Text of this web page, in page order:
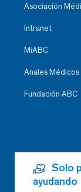
Asociación
Intranet
MiABC
Anales Médicos
Fundación ABC
Solo
ayudando